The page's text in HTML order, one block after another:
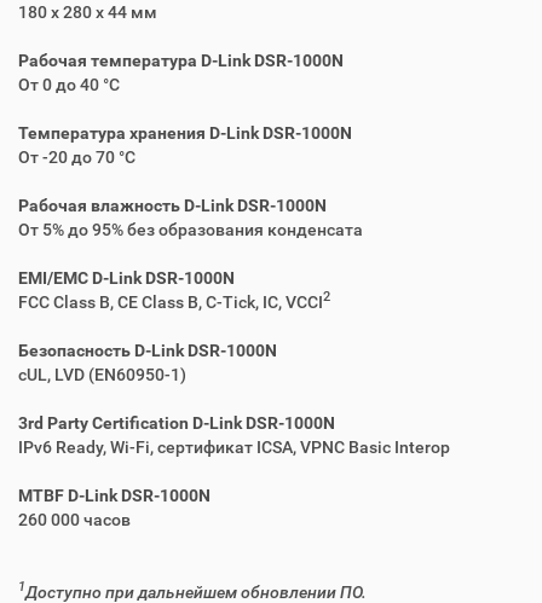
180 x 280 x 44 мм
Рабочая температура D-Link DSR-1000N
От 0 до 40 °C
Температура хранения D-Link DSR-1000N
От -20 до 70 °C
Рабочая влажность D-Link DSR-1000N
От 5% до 95% без образования конденсата
EMI/EMC D-Link DSR-1000N
FCC Class B, CE Class B, C-Tick, IC, VCCI2
Безопасность D-Link DSR-1000N
cUL, LVD (EN60950-1)
3rd Party Certification D-Link DSR-1000N
IPv6 Ready, Wi-Fi, сертификат ICSA, VPNC Basic Interop
MTBF D-Link DSR-1000N
260 000 часов
1Доступно при дальнейшем обновлении ПО.